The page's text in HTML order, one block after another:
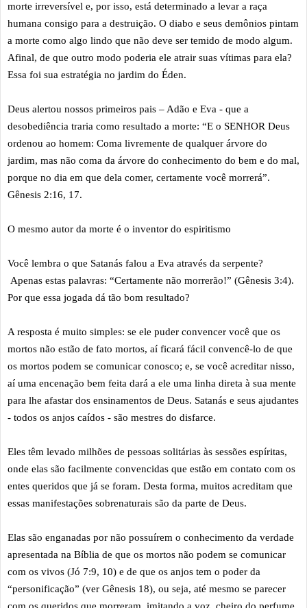
morte irreversível e, por isso, está determinado a levar a raça
humana consigo para a destruição. O diabo e seus demônios pintam
a morte como algo lindo que não deve ser temido de modo algum.
Afinal, de que outro modo poderia ele atrair suas vítimas para ela?
Essa foi sua estratégia no jardim do Éden.
Deus alertou nossos primeiros pais – Adão e Eva - que a
desobediência traria como resultado a morte: “E o SENHOR Deus
ordenou ao homem: Coma livremente de qualquer árvore do
jardim, mas não coma da árvore do conhecimento do bem e do mal,
porque no dia em que dela comer, certamente você morrerá”.
Gênesis 2:16, 17.
O mesmo autor da morte é o inventor do espiritismo
Você lembra o que Satanás falou a Eva através da serpente?
Apenas estas palavras: “Certamente não morrerão!” (Gênesis 3:4).
Por que essa jogada dá tão bom resultado?
A resposta é muito simples: se ele puder convencer você que os
mortos não estão de fato mortos, aí ficará fácil convencê-lo de que
os mortos podem se comunicar conosco; e, se você acreditar nisso,
aí uma encenação bem feita dará a ele uma linha direta à sua mente
para lhe afastar dos ensinamentos de Deus. Satanás e seus ajudantes
- todos os anjos caídos - são mestres do disfarce.
Eles têm levado milhões de pessoas solitárias às sessões espíritas,
onde elas são facilmente convencidas que estão em contato com os
entes queridos que já se foram. Desta forma, muitos acreditam que
essas manifestações sobrenaturais são da parte de Deus.
Elas são enganadas por não possuírem o conhecimento da verdade
apresentada na Bíblia de que os mortos não podem se comunicar
com os vivos (Jó 7:9, 10) e de que os anjos tem o poder da
“personificação” (ver Gênesis 18), ou seja, até mesmo se parecer